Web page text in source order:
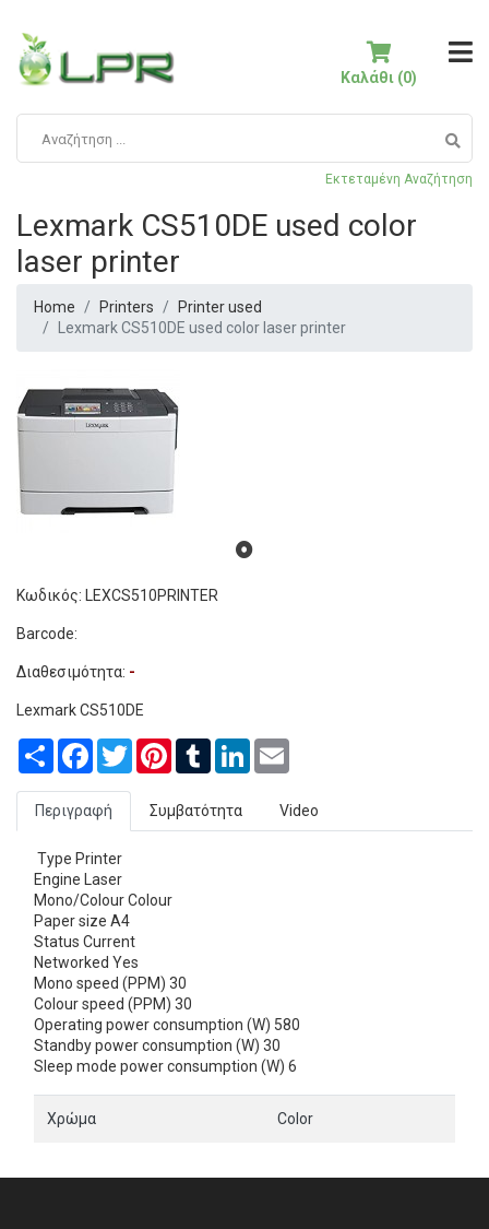
Εκτεταμένη Αναζήτηση
Καλάθι (0)
Lexmark CS510DE used color
laser printer
Home Printers
Printer used
Lexmark CS510DE used color laser printer
Κωδικός: LEXCS510PRINTER
Barcode:
Διαθεσιμότητα: -
Lexmark CS510DE
Share Facebook
TwitterPinterestTumblrLinkedIn
Περιγραφή Συμβατότητα Video
Type Printer
Engine Laser
Mono/Colour Colour
Paper size A4
Status Current
Networked Yes
Mono speed (PPM) 30
Colour speed (PPM) 30
Operating power consumption (W) 580
Standby power consumption (W) 30
Sleep mode power consumption (W) 6
Χρώμα Color